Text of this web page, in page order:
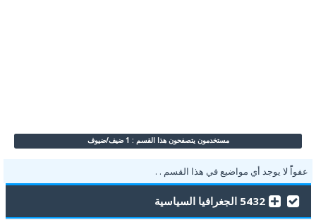
مستخدمون يتصفحون هذا القسم : 1 ضيف/ضيوف
عفواًً لا يوجد أي مواضيع في هذا القسم . .
5432 الجغرافيا السياسية